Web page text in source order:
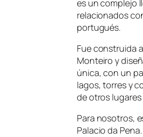
es un complejo
relacionados
portugués.
Fue construida
Monteiro y
única, con un
lagos, torres y
de otros lugares
Para nosotros,
Palacio da Pena.